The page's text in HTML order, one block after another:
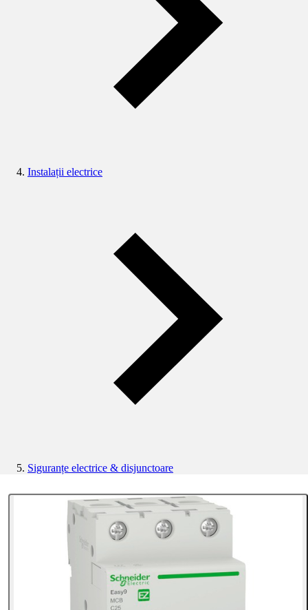
Instalații electrice
Siguranțe electrice & disjunctoare